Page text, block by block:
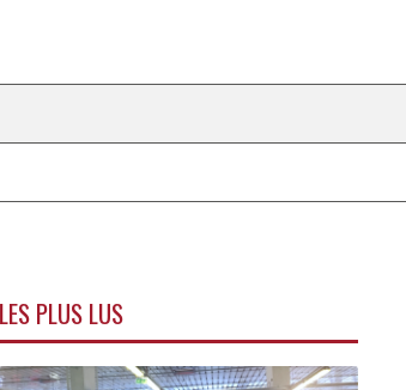
LES PLUS LUS